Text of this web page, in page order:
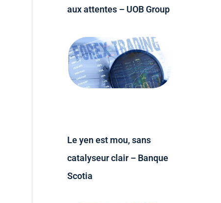
aux attentes – UOB Group
Le yen est mou, sans
catalyseur clair – Banque
Scotia